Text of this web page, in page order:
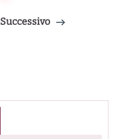
Successivo